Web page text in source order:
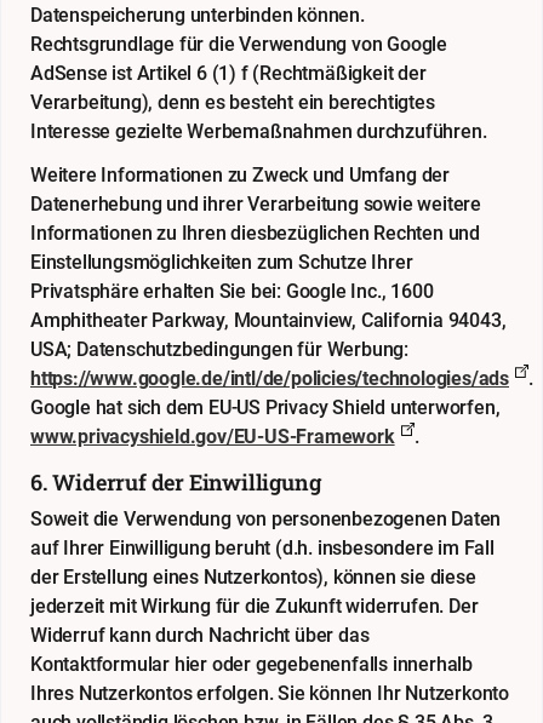
Datenspeicherung unterbinden können.
Rechtsgrundlage für die Verwendung von Google
AdSense ist Artikel 6 (1) f (Rechtmäßigkeit der
Verarbeitung), denn es besteht ein berechtigtes
Interesse gezielte Werbemaßnahmen durchzuführen.
Weitere Informationen zu Zweck und Umfang der
Datenerhebung und ihrer Verarbeitung sowie weitere
Informationen zu Ihren diesbezüglichen Rechten und
Einstellungsmöglichkeiten zum Schutze Ihrer
Privatsphäre erhalten Sie bei: Google Inc., 1600
Amphitheater Parkway, Mountainview, California 94043,
USA; Datenschutzbedingungen für Werbung:
https://www.google.de/intl/de/policies/technologies/ads
.
Google hat sich dem EU-US Privacy Shield unterworfen,
www.privacyshield.gov/EU-US-Framework
.
6. Widerruf der Einwilligung
Soweit die Verwendung von personenbezogenen Daten
auf Ihrer Einwilligung beruht (d.h. insbesondere im Fall
der Erstellung eines Nutzerkontos), können sie diese
jederzeit mit Wirkung für die Zukunft widerrufen. Der
Widerruf kann durch Nachricht über das
Kontaktformular hieroder gegebenenfalls innerhalb
Ihres Nutzerkontos erfolgen. Sie können Ihr Nutzerkonto